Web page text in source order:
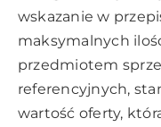
wskazanie w
maksymalnych
przedmiotem
referencyjnych,
wartość oferty,